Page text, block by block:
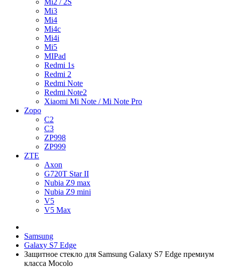
Mi2 / 2S
Mi3
Mi4
Mi4c
Mi4i
Mi5
MIPad
Redmi 1s
Redmi 2
Redmi Note
Redmi Note2
Xiaomi Mi Note / Mi Note Pro
Zopo
C2
C3
ZP998
ZP999
ZTE
Axon
G720T Star II
Nubia Z9 max
Nubia Z9 mini
V5
V5 Max
Samsung
Galaxy S7 Edge
Защитное стекло для Samsung Galaxy S7 Edge премиум
класса Mocolo